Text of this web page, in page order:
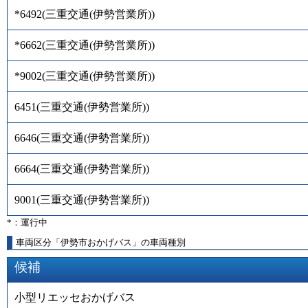
*6492(三重交通(伊勢営業所))
*6662(三重交通(伊勢営業所))
*9002(三重交通(伊勢営業所))
6451(三重交通(伊勢営業所))
6646(三重交通(伊勢営業所))
6664(三重交通(伊勢営業所))
9001(三重交通(伊勢営業所))
*：運行中
車両区分「伊勢市おかげバス」の車両種別
候補
小型リエッセおかげバス